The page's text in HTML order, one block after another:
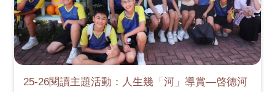
25-26閱讀主題活動：人生幾「河」導賞—啓德河